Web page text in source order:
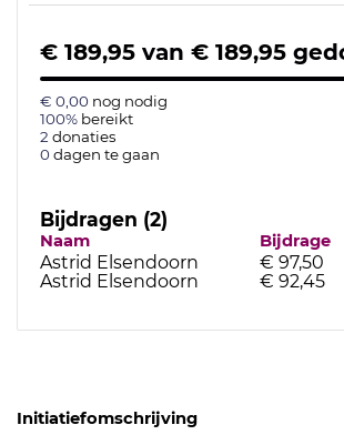
€ 189,95 van € 189,95
€ 0,00 nog nodig
100% bereikt
2 donaties
0dagen te gaan
Bijdragen (2)
Naam Bijdrage
Astrid Elsendoorn € 97,50
Astrid Elsendoorn
€ 92,45
Initiatiefomschrijving